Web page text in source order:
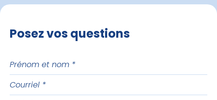
Posez vos questions
Prénom
nom
Courriel